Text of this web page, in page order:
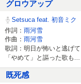
グロウアップ
Setsuca feat. 初音ミク
作詞： 雨河雪
作曲： 雨河雪
歌詞：明日が怖いと逃げ
「やめて」と謳った歌も...
既死感